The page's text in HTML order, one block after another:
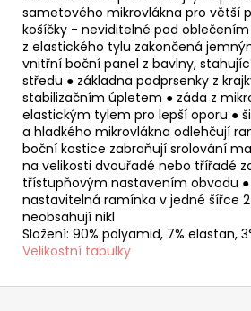
sametového mikrovlákna pro větší
košíčky - neviditelné pod
z elastického tylu zakončená
vnitřní boční panel z bavlny,
středu ● základna podprsenky z
stabilizačním úpletem ● záda z
elastickým tylem pro lepší oporu ●
a hladkého mikrovlákna odlehčují
boční kostice zabraňují srolování
na velikosti dvouřadé nebo třířadé
třístupňovým nastavením obvodu
nastavitelná ramínka v jedné šířce
neobsahují nikl
Složení: 90% polyamid, 7% elastan,
Velikostní tabulky
Z